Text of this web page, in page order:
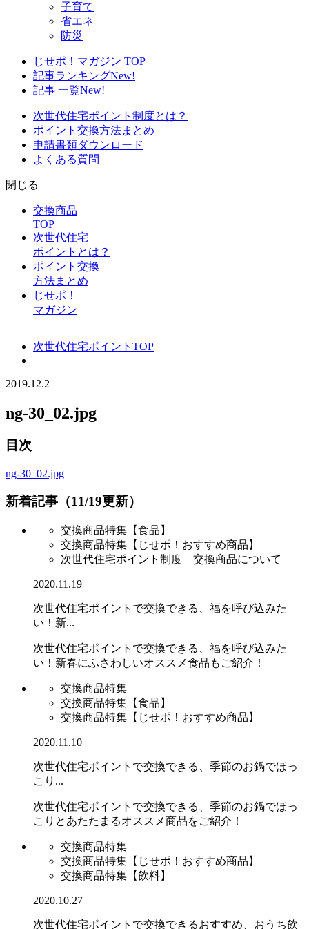
子育て
省エネ
防災
じせポ！マガジン TOP
記事ランキングNew!
記事 一覧New!
次世代住宅ポイント制度とは？
ポイント交換方法まとめ
申請書類ダウンロード
よくある質問
閉じる
交換商品
TOP
次世代住宅
ポイントとは？
ポイント交換
方法まとめ
じせポ！
マガジン
次世代住宅ポイントTOP
2019.12.2
ng-30_02.jpg
目次
ng-30_02.jpg
新着記事（11/19更新）
交換商品特集【食品】
交換商品特集【じせポ！おすすめ商品】
次世代住宅ポイント制度 交換商品について
2020.11.19
次世代住宅ポイントで交換できる、福を呼び込みた
い！新...
次世代住宅ポイントで交換できる、福を呼び込みた
い！新春にふさわしいオススメ食品もご紹介！
交換商品特集
交換商品特集【食品】
交換商品特集【じせポ！おすすめ商品】
2020.11.10
次世代住宅ポイントで交換できる、季節のお鍋でほっ
こり...
次世代住宅ポイントで交換できる、季節のお鍋でほっ
こりとあたたまるオススメ商品をご紹介！
交換商品特集
交換商品特集【じせポ！おすすめ商品】
交換商品特集【飲料】
2020.10.27
次世代住宅ポイントで交換できるおすすめ、おうち飲